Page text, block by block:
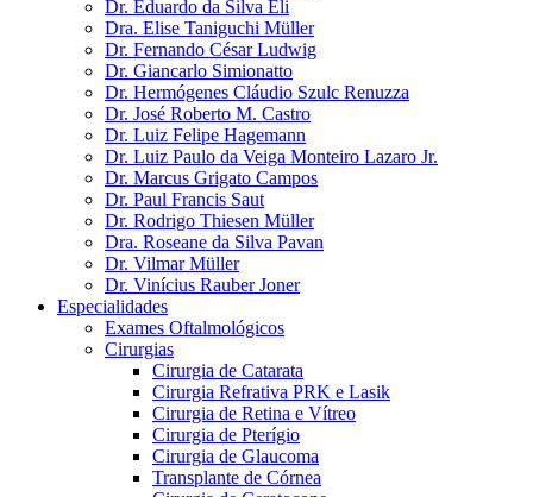
Dr. Eduardo da Silva Eli
Dra. Elise Taniguchi Müller
Dr. Fernando César Ludwig
Dr. Giancarlo Simionatto
Dr. Hermógenes Cláudio Szulc Renuzza
Dr. José Roberto M. Castro
Dr. Luiz Felipe Hagemann
Dr. Luiz Paulo da Veiga Monteiro Lazaro Jr.
Dr. Marcus Grigato Campos
Dr. Paul Francis Saut
Dr. Rodrigo Thiesen Müller
Dra. Roseane da Silva Pavan
Dr. Vilmar Müller
Dr. Vinícius Rauber Joner
Especialidades
Exames Oftalmológicos
Cirurgias
Cirurgia de Catarata
Cirurgia Refrativa PRK e Lasik
Cirurgia de Retina e Vítreo
Cirurgia de Pterígio
Cirurgia de Glaucoma
Transplante de Córnea